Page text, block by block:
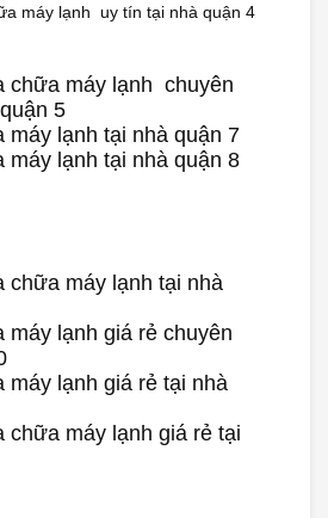
máy lạnh uy tín tại nhà quận 4
máy lạnh chuyên
5
lạnh tại nhà quận 7
lạnh tại nhà quận 8
máy lạnh tại nhà
lạnh giá rẻ chuyên
lạnh giá rẻ tại nhà
máy lạnh giá rẻ tại